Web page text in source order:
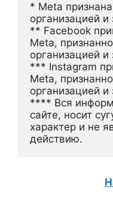
* Meta
организацией
** Facebook
Meta,
организацией
*** Instagram
Meta,
организацией
**** Вся
сайте, носит
характер и не
действию.